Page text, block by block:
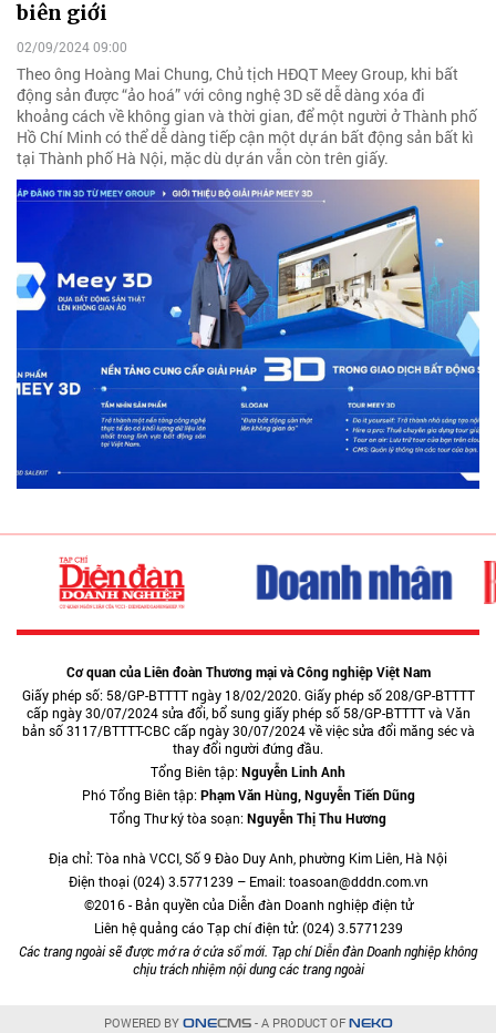
biên giới
02/09/2024 09:00
Theo ông Hoàng Mai Chung, Chủ tịch HĐQT Meey Group, khi bất
động sản được “ảo hoá” với công nghệ 3D sẽ dễ dàng xóa đi
khoảng cách về không gian và thời gian, để một người ở Thành phố
Hồ Chí Minh có thể dễ dàng tiếp cận một dự án bất động sản bất kì
tại Thành phố Hà Nội, mặc dù dự án vẫn còn trên giấy.
Cơ quan của Liên đoàn Thương mại và Công nghiệp Việt Nam
Giấy phép số: 58/GP-BTTTT ngày 18/02/2020. Giấy phép số 208/GP-BTTTT
cấp ngày 30/07/2024 sửa đổi, bổ sung giấy phép số 58/GP-BTTTT và Văn
bản số 3117/BTTTT-CBC cấp ngày 30/07/2024 về việc sửa đổi măng séc và
thay đổi người đứng đầu.
Tổng Biên tập:Nguyễn Linh Anh
Phó Tổng Biên tập:Phạm Văn Hùng, Nguyễn Tiến Dũng
Tổng Thư ký tòa soạn:Nguyễn Thị Thu Hương
Địa chỉ: Tòa nhà VCCI, Số 9 Đào Duy Anh, phường Kim Liên, Hà Nội
Điện thoại (024) 3.5771239 – Email: toasoan@dddn.com.vn
©2016 - Bản quyền của Diễn đàn Doanh nghiệp điện tử
Liên hệ quảng cáo Tạp chí điện tử: (024) 3.5771239
Các trang ngoài sẽ được mở ra ở cửa sổ mới. Tạp chí Diễn đàn Doanh nghiệp không
chịu trách nhiệm nội dung các trang ngoài
POWERED BY ONECMS- A PRODUCT OF NEKO